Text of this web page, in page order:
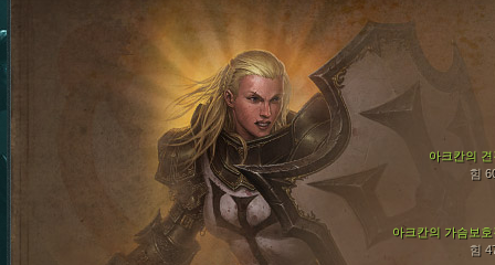
아크칸의 가슴보호
힘
아크칸의 견
힘